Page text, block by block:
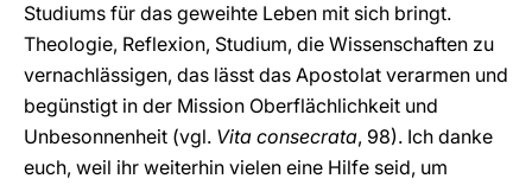
Studiums für das geweihte Leben mit sich bringt.
Theologie, Reflexion, Studium, die Wissenschaften zu
vernachlässigen, das lässt das Apostolat verarmen und
begünstigt in der Mission Oberflächlichkeit und
Unbesonnenheit (vgl. Vita consecrata, 98). Ich danke
euch, weil ihr weiterhin vielen eine Hilfe seid, um